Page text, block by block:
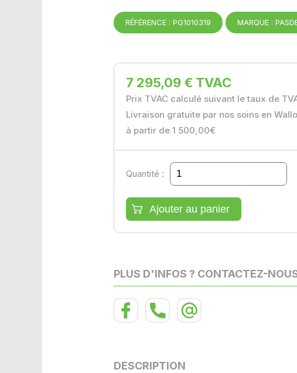
RÉFÉRENCE : PG1010319 MARQUE :
7 295,09 € TVAC
Prix TVAC calculé suivant le taux de
Livraison gratuite par nos soins en
à partir de 1 500,00€
Quantité :
PLUS D'INFOS ? CONTACTEZ-
DESCRIPTION